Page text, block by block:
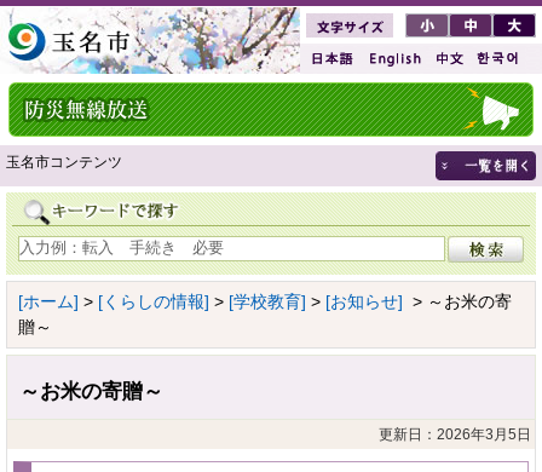
玉名市コンテンツ
[ホーム] > [くらしの情報] > [学校教育] > [お知らせ] > ～お米の寄
贈～
～お米の寄贈～
更新日：2026年3月5日